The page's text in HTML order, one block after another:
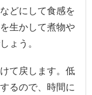
どにして食感を
生かして煮物や
ょう。
て戻します。低
るので、時間に